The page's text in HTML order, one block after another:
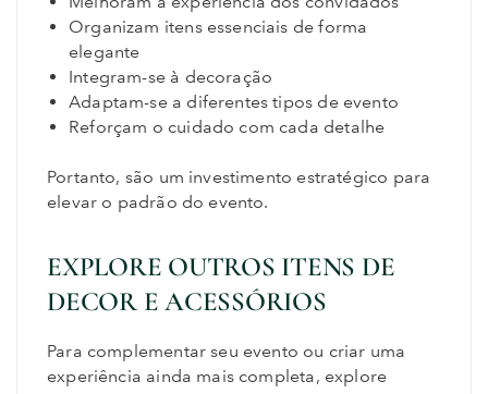
Organizam itens essenciais de forma
elegante
Integram-se à decoração
Adaptam-se a diferentes tipos de evento
Reforçam o cuidado com cada detalhe
Portanto, são um investimento estratégico para
elevar o padrão do evento.
EXPLORE OUTROS ITENS DE
DECOR E ACESSÓRIOS
Para complementar seu evento ou criar uma
experiência ainda mais completa, explore